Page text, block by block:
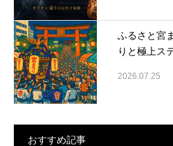
ふるさと宮
りと極上ス
2026.07.25
おすすめ記事